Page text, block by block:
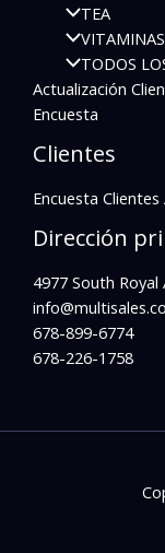
TEA
VITAMINAS
TODOS
Actualización
Encuesta
Clientes
Encuesta Clientes
Dirección
4977 South
info@multisales.co​
678-899-6774
678-226-1758